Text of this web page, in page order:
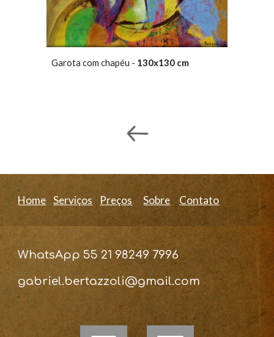
Garota com chapéu - 130x130 cm
Home Serviços Preços Sobre Contato
WhatsApp 55 21 98249 7996
gabriel.bertazzoli@gmail.com